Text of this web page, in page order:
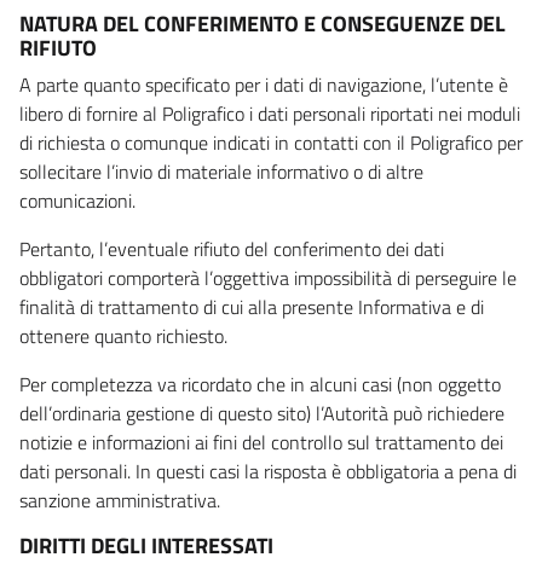
NATURA DEL CONFERIMENTO E CONSEGUENZE DEL
RIFIUTO
A parte quanto specificato per i dati di navigazione, l’utente è
libero di fornire al Poligrafico i dati personali riportati nei moduli
di richiesta o comunque indicati in contatti con il Poligrafico per
sollecitare l’invio di materiale informativo o di altre
comunicazioni.
Pertanto, l’eventuale rifiuto del conferimento dei dati
obbligatori comporterà l’oggettiva impossibilità di perseguire le
finalità di trattamento di cui alla presente Informativa e di
ottenere quanto richiesto.
Per completezza va ricordato che in alcuni casi (non oggetto
dell’ordinaria gestione di questo sito) l’Autorità può richiedere
notizie e informazioni ai fini del controllo sul trattamento dei
dati personali. In questi casi la risposta è obbligatoria a pena di
sanzione amministrativa.
DIRITTI DEGLI INTERESSATI